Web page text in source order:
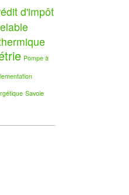
d'impôt
Pompe à
Savoie